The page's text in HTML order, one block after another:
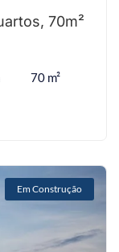
70m²
70 m²
Em Construção